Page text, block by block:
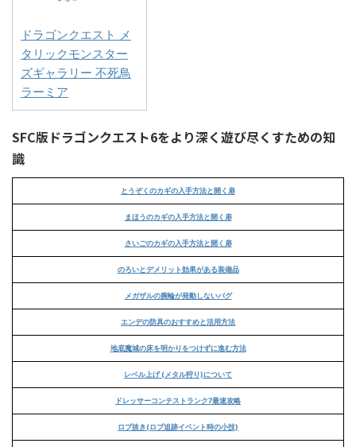
ドラゴンクエスト メ
タリックモンスター
ズギャラリー 不死鳥
ラーミア
SFC版ドラゴンクエスト6をより深く遊び尽くすための知
識
とうぞくのカギの入手方法と開く扉
まほうのカギの入手方法と開く扉
さいごのカギの入手方法と開く扉
のろいとデメリット効果がある装備品
メガザルの腕輪が発動しないバグ
エンデの防具のおすすめと活用方法
地底魔城の床を明かりをつけずに進む方法
レベル上げ (メタル狩り)について
ドレッサーコンテストランク7最速攻略
ロブ抜き(ロブ追跡イベント時の小技)